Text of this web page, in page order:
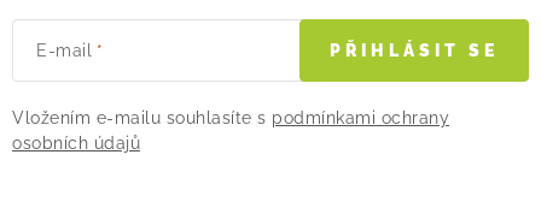
v
p
i
s
E-mail
Vložením e-mailu souhlasíte s podmínkami ochrany
osobních údajů
PŘIHLÁSIT SE